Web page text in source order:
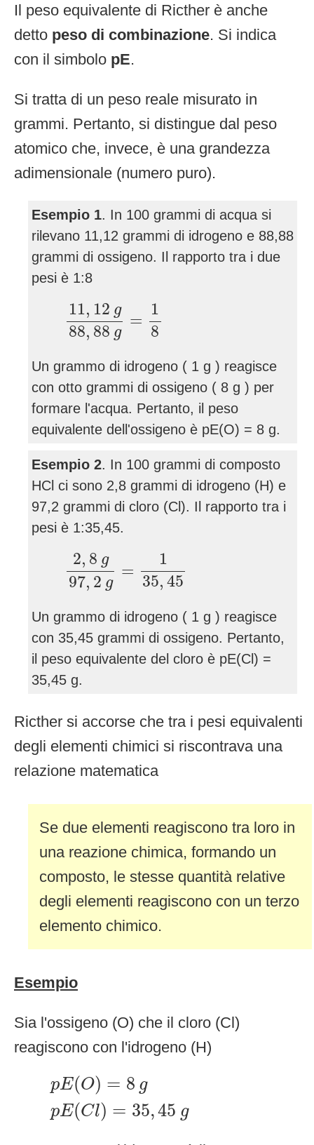
Il peso equivalente di Ricther è anche
detto peso di combinazione. Si indica
con il simbolo pE.
Si tratta di un peso reale misurato in
grammi. Pertanto, si distingue dal peso
atomico che, invece, è una grandezza
adimensionale (numero puro).
Esempio 1. In 100 grammi di acqua si
rilevano 11,12 grammi di idrogeno e 88,88
grammi di ossigeno. Il rapporto tra i due
pesi è 1:8
11, 12 g
88, 88 g
=
1
8
11, 12g 88 88g
Un grammo di idrogeno ( 1 g ) reagisce
con otto grammi di ossigeno ( 8 g ) per
formare l'acqua. Pertanto, il peso
equivalente dell'ossigeno è pE(O) = 8 g.
Esempio 2. In 100 grammi di composto
HCl ci sono 2,8 grammi di idrogeno (H) e
97,2 grammi di cloro (Cl). Il rapporto tra i
pesi è 1:35,45.
2, 8 g
97, 2 g
=
1
35, 45
2,8 g 97 35
Un grammo di idrogeno ( 1 g ) reagisce
con 35,45 grammi di ossigeno. Pertanto,
il peso equivalente del cloro è pE(Cl) =
35,45 g.
Ricther si accorse che tra i pesi equivalenti
degli elementi chimici si riscontrava una
relazione matematica
Se due elementi reagiscono tra loro in
una reazione chimica, formando un
composto, le stesse quantità relative
degli elementi reagiscono con un terzo
elemento chimico.
Esempio
Sia l'ossigeno (O) che il cloro (Cl)
reagiscono con l'idrogeno (H)
pE(O) = 8 g
pE(Cl) = 35,45 g
pE(O 8g